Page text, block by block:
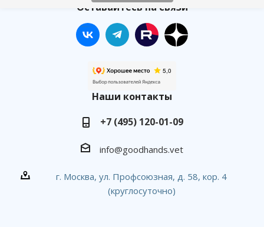
Оставайтесь на связи
Наши контакты
+7 (495) 120-01-09
info@goodhands.vet
г. Москва, ул. Профсоюзная, д. 58, кор. 4
(круглосуточно)